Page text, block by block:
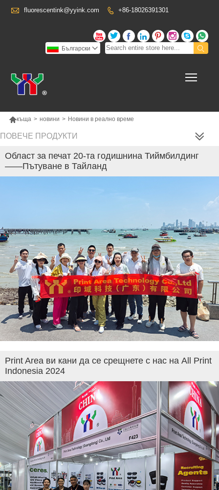
 fluorescentink@yyink.com  +86-18026391301
      


Български 
къща > новини > Новини в реално време
ПОВЕЧЕ ПРОДУКТИ
Област за печат 20-та годишнина Тиймбилдинг
——Пътуване в Тайланд
Print Area ви кани да се срещнете с нас на All Print
Indonesia 2024